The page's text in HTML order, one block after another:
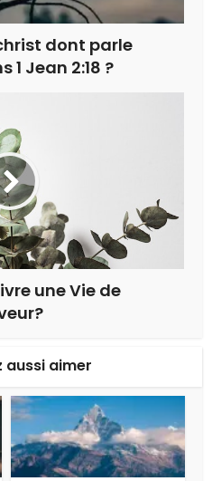
dont parle
1 Jean 2:18 ?
une Vie de
aussi aimer